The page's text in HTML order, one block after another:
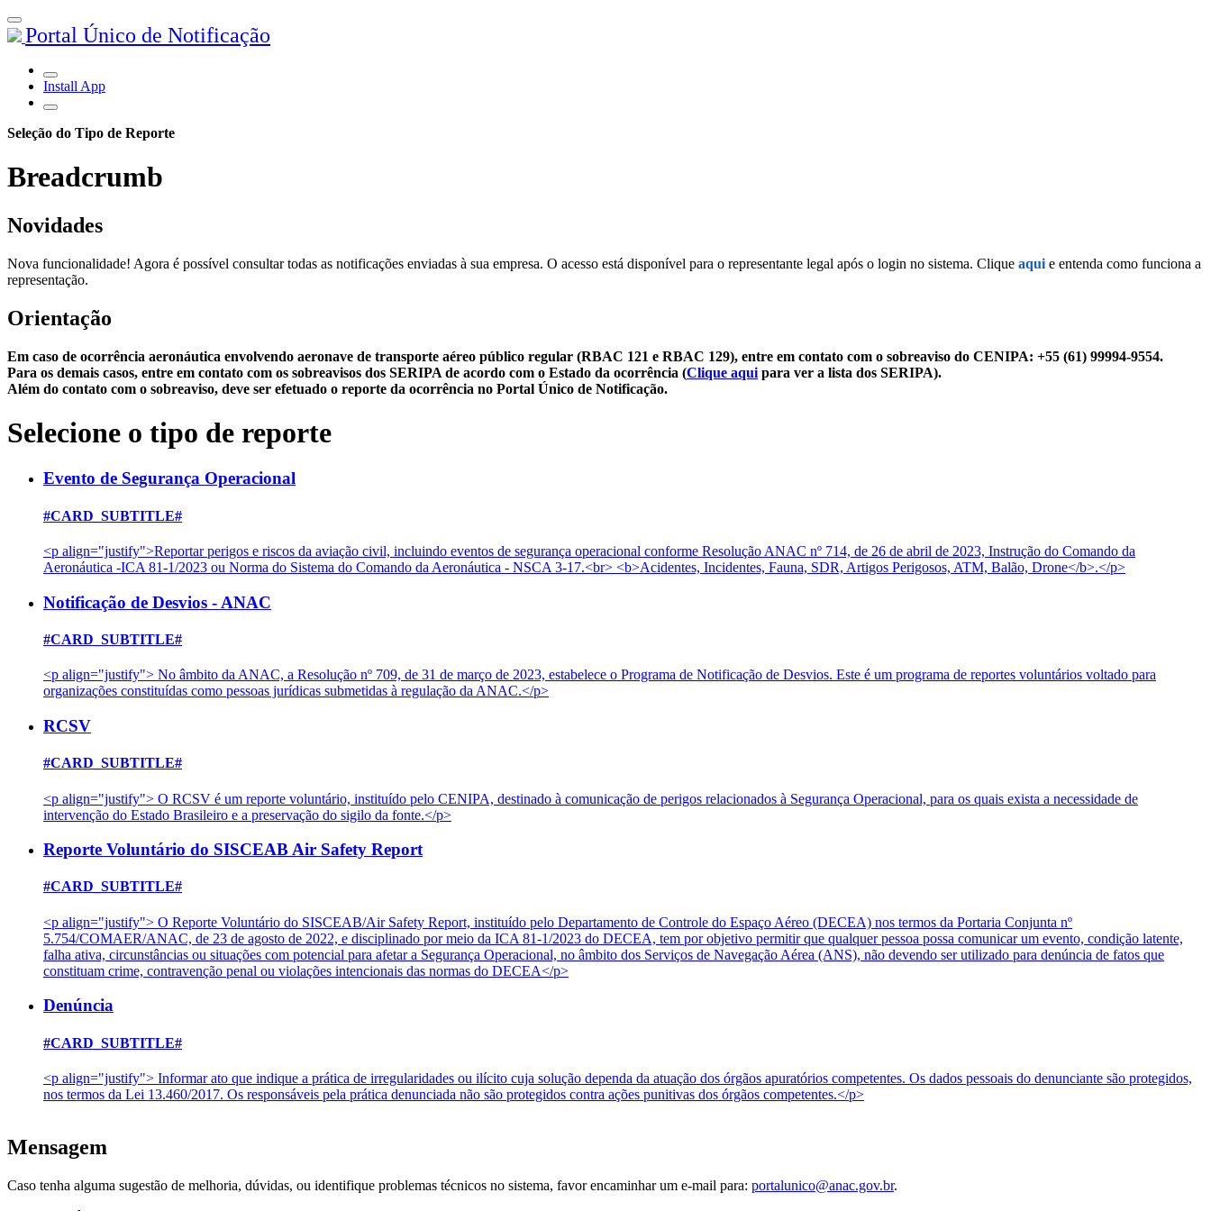
Portal Único de Notificação
Install App
Seleção do Tipo de Reporte
Breadcrumb
Novidades
Nova funcionalidade! Agora é possível consultar todas as notificações enviadas à sua empresa. O acesso está disponível para o representante legal após o login no sistema. Clique aqui e entenda como funciona a
representação.
Orientação
Em caso de ocorrência aeronáutica envolvendo aeronave de transporte aéreo público regular (RBAC 121 e RBAC 129), entre em contato com o sobreaviso do CENIPA: +55 (61) 99994-9554.
Para os demais casos, entre em contato com os sobreavisos dos SERIPA de acordo com o Estado da ocorrência (Clique aqui para ver a lista dos SERIPA).
Além do contato com o sobreaviso, deve ser efetuado o reporte da ocorrência no Portal Único de Notificação.
Selecione o tipo de reporte
Evento de Segurança Operacional
#CARD_SUBTITLE#
<p align="justify">Reportar perigos e riscos da aviação civil, incluindo eventos de segurança operacional conforme Resolução ANAC nº 714, de 26 de abril de 2023, Instrução do Comando da
Aeronáutica -ICA 81-1/2023 ou Norma do Sistema do Comando da Aeronáutica - NSCA 3-17.<br> <b>Acidentes, Incidentes, Fauna, SDR, Artigos Perigosos, ATM, Balão, Drone</b>.</p>
Notificação de Desvios - ANAC
#CARD_SUBTITLE#
<p align="justify"> No âmbito da ANAC, a Resolução nº 709, de 31 de março de 2023, estabelece o Programa de Notificação de Desvios. Este é um programa de reportes voluntários voltado para
organizações constituídas como pessoas jurídicas submetidas à regulação da ANAC.</p>
RCSV
#CARD_SUBTITLE#
<p align="justify"> O RCSV é um reporte voluntário, instituído pelo CENIPA, destinado à comunicação de perigos relacionados à Segurança Operacional, para os quais exista a necessidade de
intervenção do Estado Brasileiro e a preservação do sigilo da fonte.</p>
Reporte Voluntário do SISCEAB Air Safety Report
#CARD_SUBTITLE#
<p align="justify"> O Reporte Voluntário do SISCEAB/Air Safety Report, instituído pelo Departamento de Controle do Espaço Aéreo (DECEA) nos termos da Portaria Conjunta nº
5.754/COMAER/ANAC, de 23 de agosto de 2022, e disciplinado por meio da ICA 81-1/2023 do DECEA, tem por objetivo permitir que qualquer pessoa possa comunicar um evento, condição latente,
falha ativa, circunstâncias ou situações com potencial para afetar a Segurança Operacional, no âmbito dos Serviços de Navegação Aérea (ANS), não devendo ser utilizado para denúncia de fatos que
constituam crime, contravenção penal ou violações intencionais das normas do DECEA</p>
Denúncia
#CARD_SUBTITLE#
<p align="justify"> Informar ato que indique a prática de irregularidades ou ilícito cuja solução dependa da atuação dos órgãos apuratórios competentes. Os dados pessoais do denunciante são protegidos,
nos termos da Lei 13.460/2017. Os responsáveis pela prática denunciada não são protegidos contra ações punitivas dos órgãos competentes.</p>
Mensagem
Caso tenha alguma sugestão de melhoria, dúvidas, ou identifique problemas técnicos no sistema, favor encaminhar um e-mail para: portalunico@anac.gov.br.